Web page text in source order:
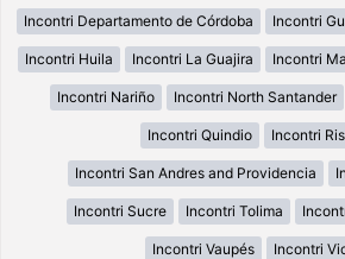
Incontri Departamento de Córdoba Incontri
Incontri Huila Incontri La Guajira Incontri
Incontri Nariño Incontri North Santander
Incontri Quindio Incontri
Incontri San Andres and Providencia
Incontri Sucre Incontri Tolima
Incontri Vaupés Incontri